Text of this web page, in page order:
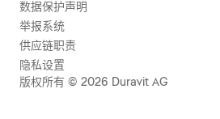
数据保护声明
举报系统
供应链职责
隐私设置
版权所有 © 2026 Duravit AG